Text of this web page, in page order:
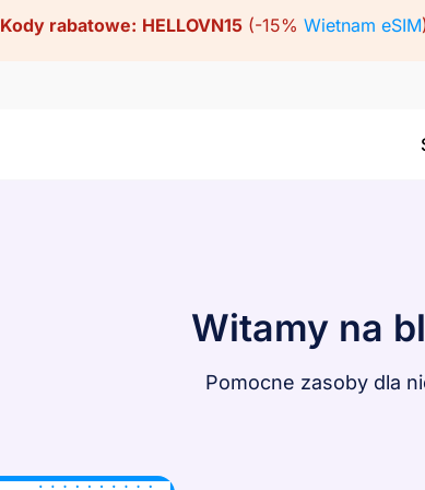
Kody rabatowe: HELLOVN15(-15% Wietnam eSIM
Witamy na
Pomocne zasoby dla